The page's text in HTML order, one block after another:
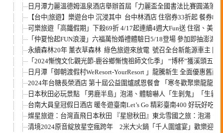
日月潭力麗溫德姆溫泉酒店舉辦首屆「力麗盃全國書法比賽圓滿落
【台中|旅遊】樂遊台中 沉浸其中 台中林酒店 住宿券33折起 餐券88
可樂旅遊「高鐵假期」下殺69折 4/17起連續4週大Fun送 住宿、美
「仲夏怡起FUN浪漫」六福萬怡婚禮體驗日5/18登場 參加即抽澎湖
永續森林20年 薰衣草森林 綠色旅遊來放電 號召全台新能源車主 開
「2024慚愧文化觀光節-鹿谷鄉慚愧祖師文化季」 “博杯”獲溪頭五星
日月潭「御朝渡假村WeResort-YourResort 」龍騰新生 全面優惠舊雨
2024年台糖長榮酒店 第十屆公益圍爐感恩餐會 「寒冬歡聚樂龍龍 ~
日本秋田必玩景點 「男鹿半島」泡湯、體驗嚇人「生剝鬼」「生剝
台南大員皇冠假日酒店 暖冬遊臺南Let’s Go 精彩臺南400 好玩好吃不
燦星旅遊：台灣直飛日本秋田 『星戀秋田』東北雪國之旅：泡湯、
清境2024原音綻放星空瘋跨年 2米大火鍋「千人圍爐宴」歡樂迎新